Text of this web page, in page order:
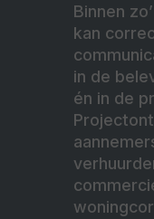
Binnen
kan
in de
én in de